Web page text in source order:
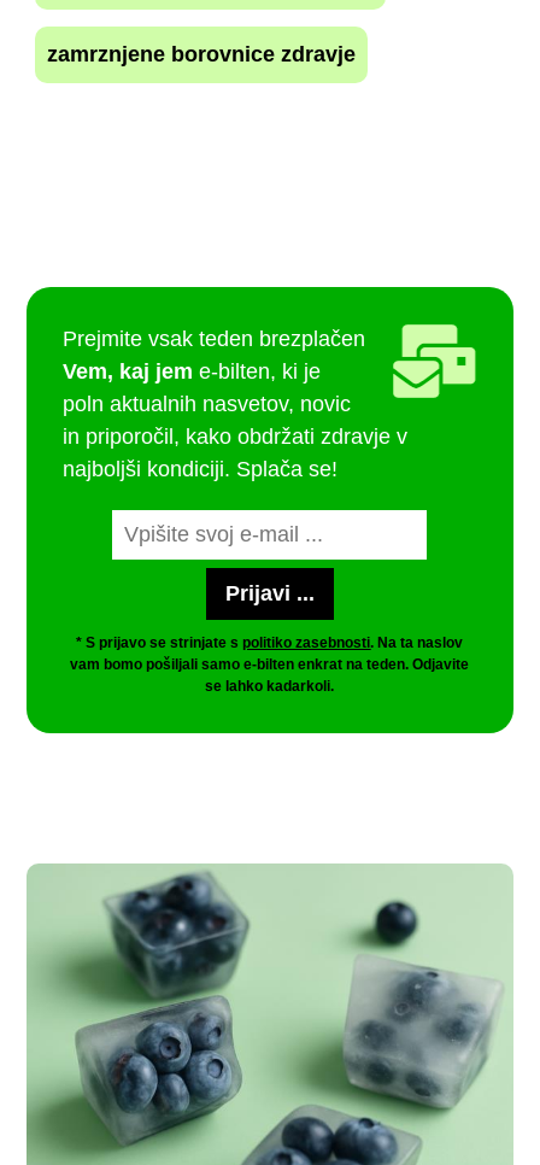
zamrznjene borovnice zdravje
Prejmite vsak teden brezplačen
Vem, kaj jem e-bilten, ki je
poln aktualnih nasvetov, novic
in priporočil, kako obdržati zdravje v
najboljši kondiciji. Splača se!
* S prijavo se strinjate spolitiko zasebnosti. Na ta naslov
vam bomo pošiljali samo e-bilten enkrat na teden. Odjavite
se lahko kadarkoli.